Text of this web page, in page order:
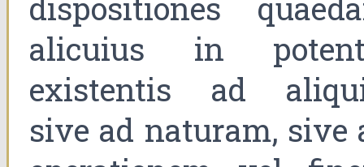
dispositiones
alicuius in
existentis ad
sive ad naturam, sive